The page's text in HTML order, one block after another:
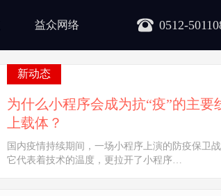
0512-
益众网络
新动态
为什么小程序会成为抗“疫”的主要
上载体？
国内疫情持续期间，一场小程序上演的防疫保卫
它代表着技术的温度，更拉开了小程序…